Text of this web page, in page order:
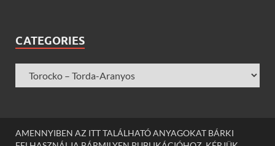
CATEGORIES
AMENNYIBEN AZ ITT TALÁLHATÓ ANYAGOKAT BÁRKI